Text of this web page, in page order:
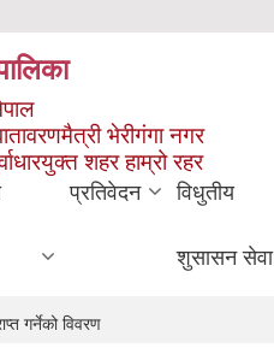
भेरीगंगा नगर
शहर हाम्रो रहर
प्रतिवेदन विधुतीय
शुसासन सेवा
गर्नेको विवरण